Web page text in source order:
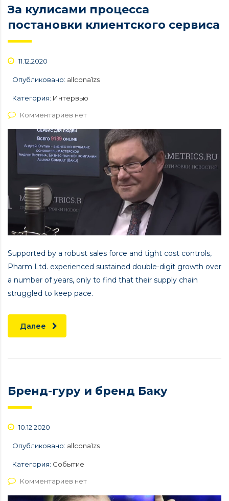
За кулисами процесса
постановки клиентского сервиса
11.12.2020
Опубликовано: allcona1zs
Категория: Интервью
Комментариев нет
Supported by a robust sales force and tight cost controls,
Pharm Ltd. experienced sustained double-digit growth over
a number of years, only to find that their supply chain
struggled to keep pace.
Далее
Бренд-гуру и бренд Баку
10.12.2020
Опубликовано: allcona1zs
Категория: Событие
Комментариев нет